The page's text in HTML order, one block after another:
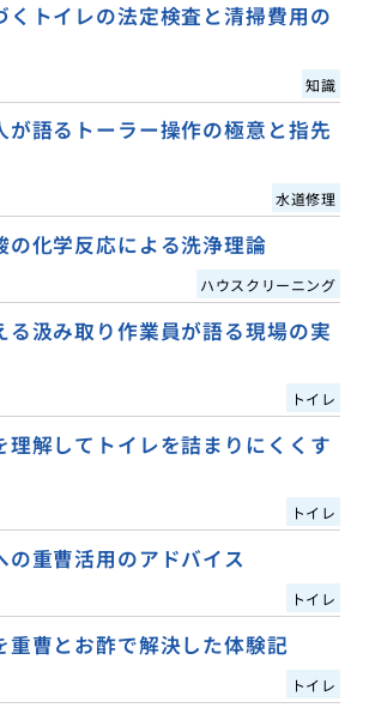
くトイレの法定検査と清掃費用の
知識
が語るトーラー操作の極意と指先
水道修理
の化学反応による洗浄理論
ハウスクリーニング
る汲み取り作業員が語る現場の実
トイレ
理解してトイレを詰まりにくくす
トイレ
の重曹活用のアドバイス
トイレ
重曹とお酢で解決した体験記
トイレ